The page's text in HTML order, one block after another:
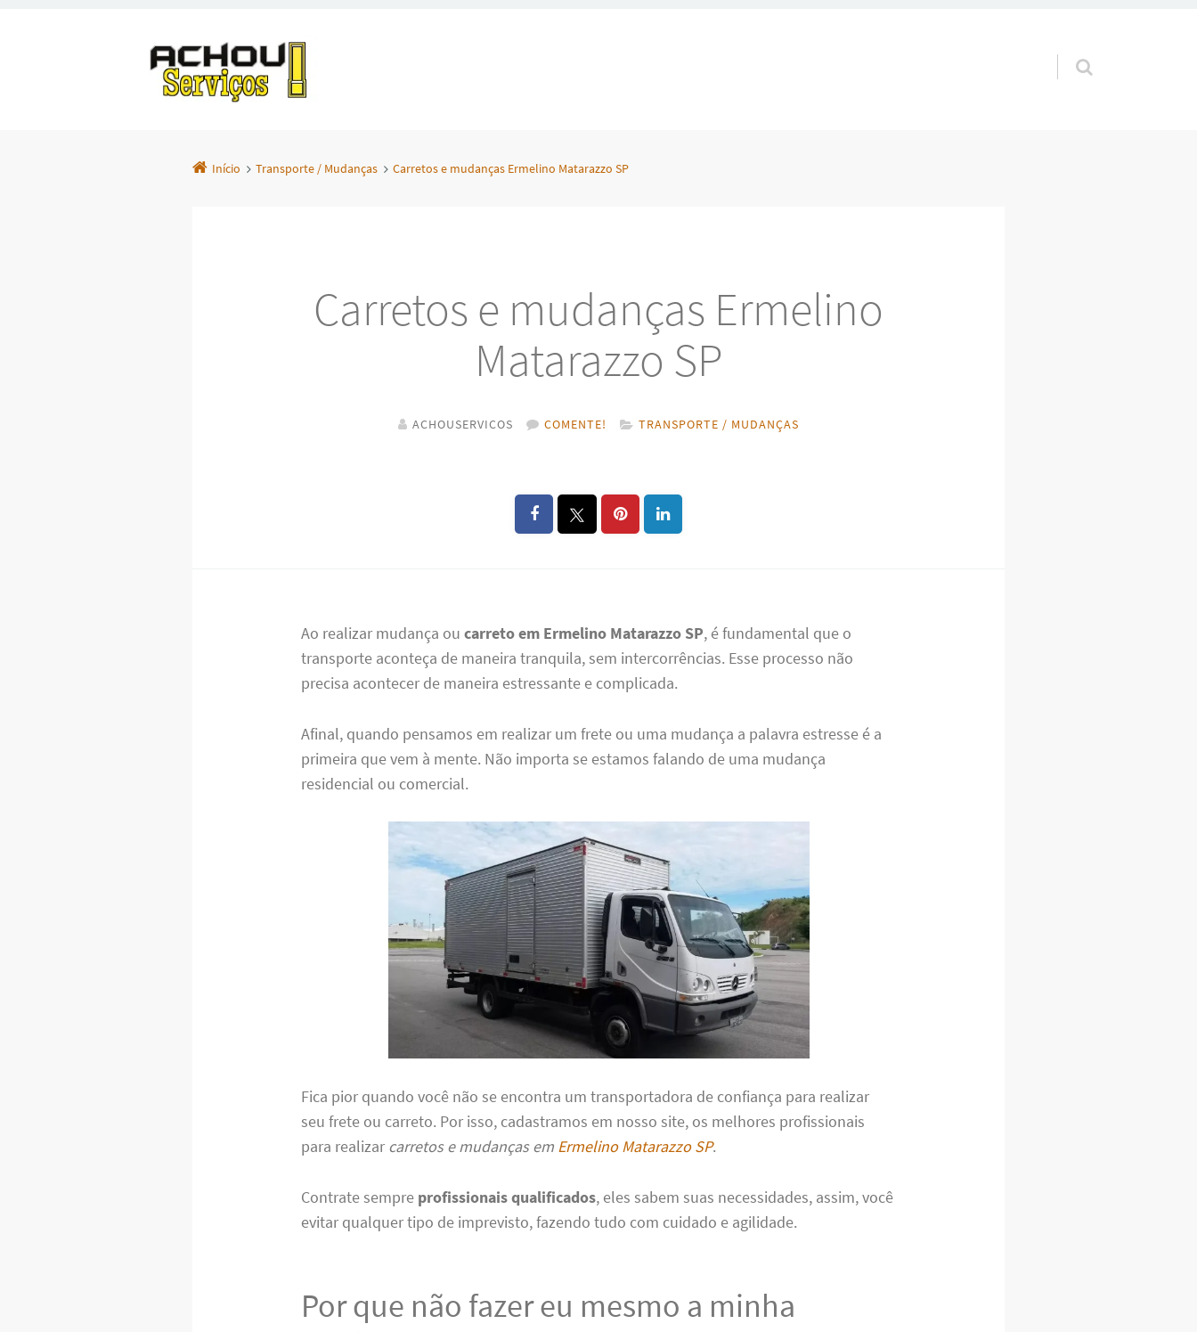
Pular para o conteúdo
Início Transporte / Mudanças Carretos e mudanças Ermelino Matarazzo SP
Carretos e mudanças Ermelino
Matarazzo SP
ACHOUSERVICOS COMENTE! TRANSPORTE / MUDANÇAS
Ao realizar mudança oucarreto em Ermelino Matarazzo SP, é fundamental que o
transporte aconteça de maneira tranquila, sem intercorrências. Esse processo não
precisa acontecer de maneira estressante e complicada.
Afinal, quando pensamos em realizar um frete ou uma mudança a palavra estresse é a
primeira que vem à mente. Não importa se estamos falando de uma mudança
residencial ou comercial.
Fica pior quando você não se encontra um transportadora de confiança para realizar
seu frete ou carreto. Por isso, cadastramos em nosso site, os melhores profissionais
para realizar carretos e mudanças em Ermelino Matarazzo SP.
Contrate sempre profissionais qualificados, eles sabem suas necessidades, assim, você
evitar qualquer tipo de imprevisto, fazendo tudo com cuidado e agilidade.
Por que não fazer eu mesmo a minha